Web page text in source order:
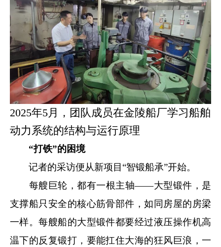
2025年5月，团队成员在金陵船厂学习船舶
动力系统的结构与运行原理
“打铁”的困境
记者的采访便从新项目“智锻船承”开始。
每艘巨轮，都有一根主轴——大型锻件，是
支撑船只安全的核心筋骨部件，如同房屋的房梁
一样。每艘船的大型锻件都要经过液压操作机高
温下的反复锻打，要能扛住大海的狂风巨浪，一